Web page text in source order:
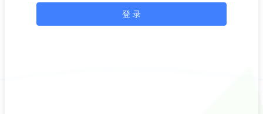
登 录